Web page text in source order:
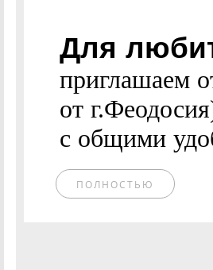
Для
приглашаем
от
с общими
ПОЛНОСТЬЮ